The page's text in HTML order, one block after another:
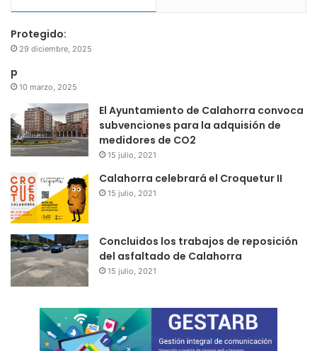
Protegido:
29 diciembre, 2025
p
10 marzo, 2025
El Ayuntamiento de Calahorra convoca
subvenciones para la adquisión de
medidores de CO2
15 julio, 2021
Calahorra celebrará el Croquetur II
15 julio, 2021
Concluidos los trabajos de reposición
del asfaltado de Calahorra
15 julio, 2021